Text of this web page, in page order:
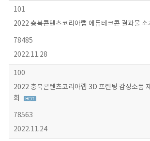
101
2022 충북콘텐츠코리아랩 에듀테크콘 결과물 소
78485
2022.11.28
100
2022 충북콘텐츠코리아랩 3D 프린팅 감성소품
회
78563
2022.11.24